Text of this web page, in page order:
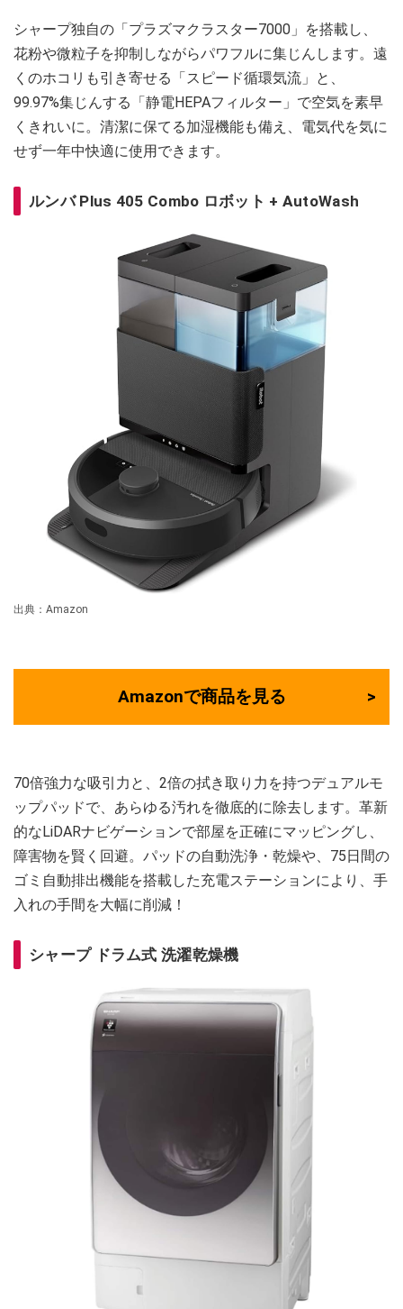
シャープ独自の「プラズマクラスター7000」を搭載し、
花粉や微粒子を抑制しながらパワフルに集じんします。遠
くのホコリも引き寄せる「スピード循環気流」と、
99.97%集じんする「静電HEPAフィルター」で空気を素早
くきれいに。清潔に保てる加湿機能も備え、電気代を気に
せず一年中快適に使用できます。
ルンバ Plus 405 Combo ロボット + AutoWash
出典：Amazon
Amazonで商品を見る
70倍強力な吸引力と、2倍の拭き取り力を持つデュアルモ
ップパッドで、あらゆる汚れを徹底的に除去します。革新
的なLiDARナビゲーションで部屋を正確にマッピングし、
障害物を賢く回避。パッドの自動洗浄・乾燥や、75日間の
ゴミ自動排出機能を搭載した充電ステーションにより、手
入れの手間を大幅に削減！
シャープ ドラム式 洗濯乾燥機